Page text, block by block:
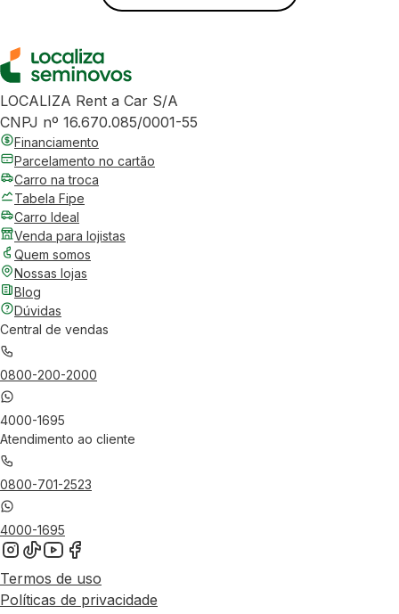
LOCALIZA Rent a Car S/A
CNPJ nº 16.670.085/0001-55
Financiamento
Parcelamento no cartão
Carro na troca
Tabela Fipe
Carro Ideal
Venda para lojistas
Quem somos
Nossas lojas
Blog
Dúvidas
Central de vendas
0800-200-2000
4000-1695
Atendimento ao cliente
0800-701-2523
4000-1695
Termos de uso
Políticas de privacidade